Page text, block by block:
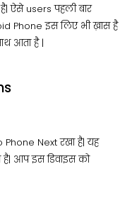
ऐसे users पहली बार
Phone इस लिए भी ख़ास है
आता है |
Next रखा है| यह
आप इस डिवाइस को